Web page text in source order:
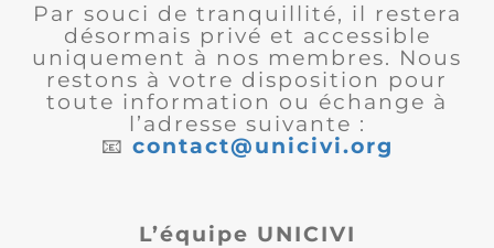
Par souci de tranquillité, il restera
désormais privé et accessible
uniquement à nos membres. Nous
restons à votre disposition pour
toute information ou échange à
l’adresse suivante :
📧 contact@unicivi.org
L’équipe UNICIVI